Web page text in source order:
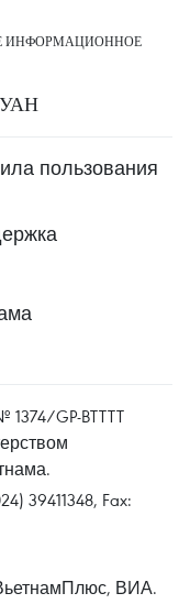
ИНФОРМАЦИОННОЕ
пользования
GP-BTTTT
39411348, Fax:
ВИА.